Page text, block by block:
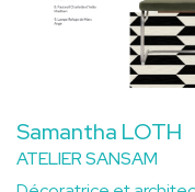
Samantha LOTH
ATELIER SANSAM